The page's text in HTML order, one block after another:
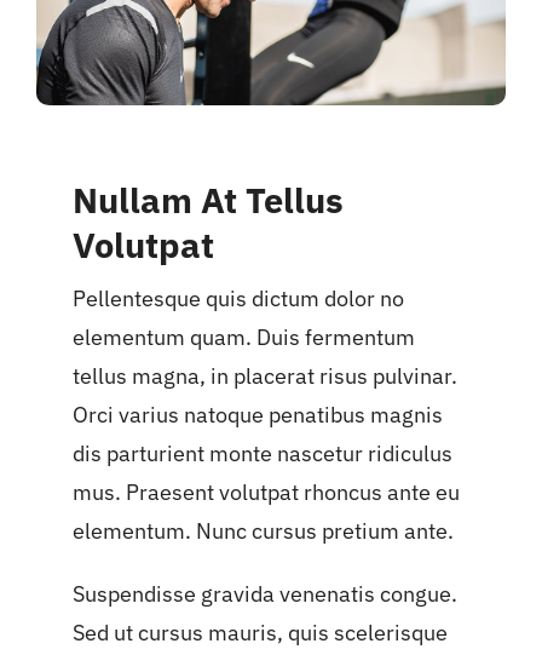
Nullam At Tellus
Volutpat
Pellentesque quis dictum dolor no
elementum quam. Duis fermentum
tellus magna, in placerat risus pulvinar.
Orci varius natoque penatibus magnis
dis parturient monte nascetur ridiculus
mus. Praesent volutpat rhoncus ante eu
elementum. Nunc cursus pretium ante.
Suspendisse gravida venenatis congue.
Sed ut cursus mauris, quis scelerisque